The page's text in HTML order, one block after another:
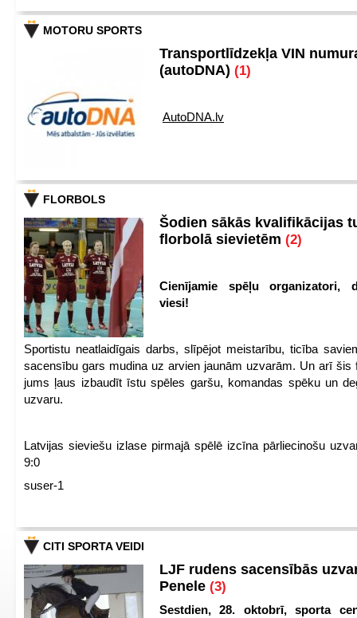
MOTORU SPORTS
Transportlīdzekļa VIN
(autoDNA) (1)
AutoDNA.lv
FLORBOLS
Šodien sākās kvalifikācijas
florbolā sievietēm (2)
Cienījamie spēļu organizatori,
viesi!
Sportistu neatlaidīgais darbs, slīpējot meistarību, ticība
sacensību gars mudina uz arvien jaunām uzvarām. Un arī šis
jums ļaus izbaudīt īstu spēles garšu, komandas spēku un
uzvaru.
Latvijas sieviešu izlase pirmajā spēlē izcīna pārliecinošu
9:0
suser-1
CITI SPORTA VEIDI
LJF rudens sacensībās
Penele (3)
Sestdien, 28. oktobrī, sporta